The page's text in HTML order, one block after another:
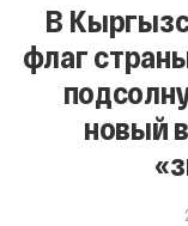
В
флаг
новый